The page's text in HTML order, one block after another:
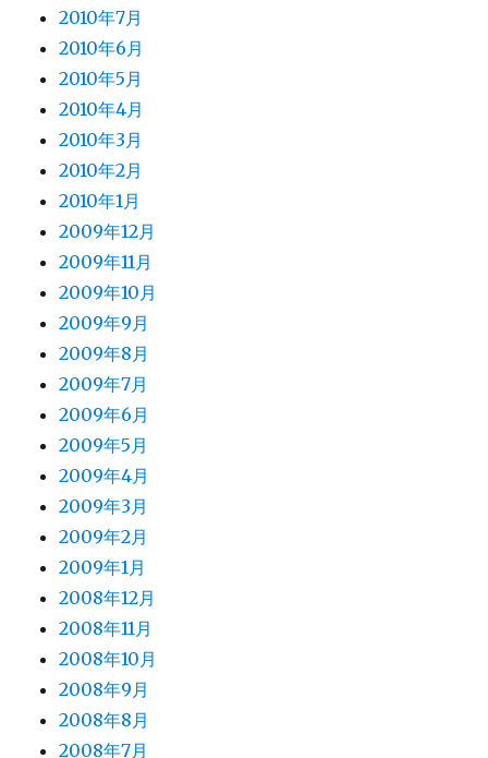
2010年7月
2010年6月
2010年5月
2010年4月
2010年3月
2010年2月
2010年1月
2009年12月
2009年11月
2009年10月
2009年9月
2009年8月
2009年7月
2009年6月
2009年5月
2009年4月
2009年3月
2009年2月
2009年1月
2008年12月
2008年11月
2008年10月
2008年9月
2008年8月
2008年7月